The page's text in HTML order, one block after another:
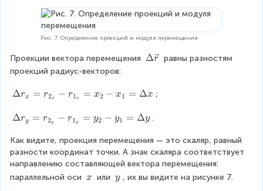
}
=
v
c
r
}
_
2
\
v
e
c
r
_
1
+
\
Рис. 7. Определение проекций и модуля перемещения
Проекции вектора перемещения \
t
\
e
c
r
Δr равны разностям
проекций радиус-векторов:
\
el
a
r
_
x
Δrx = r2x − r1 x = x2 − x1 = Δx ;
\
el
t
a
r
Δry = r2y − r1 y = y2 − y1 = Δy .
Как видите, проекция перемещения — это скаляр, равный
разности координат точки. А знак скаляра соответствует
направлению составляющей вектора перемещения:
параллельной оси \
x или \
y , их вы видите на рисунке 7.